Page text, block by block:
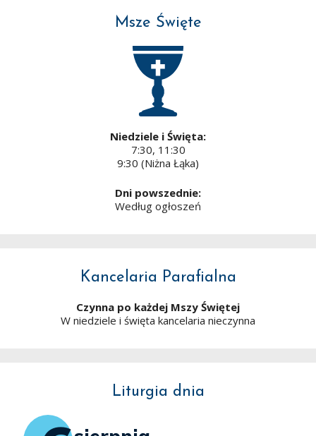
Msze Święte
Niedziele i Święta:
7:30, 11:30
9:30 (Niżna Łąka)
Dni powszednie:
Według ogłoszeń
Kancelaria Parafialna
Czynna po każdej Mszy Świętej
W niedziele i święta kancelaria nieczynna
Liturgia dnia